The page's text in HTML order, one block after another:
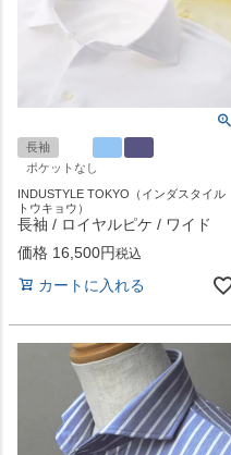
長袖
ポケットなし
INDUSTYLE TOKYO（インダスタイル
トウキョウ）
長袖 / ロイヤルピケ / ワイド
価格 16,500 税込
カートに入れる